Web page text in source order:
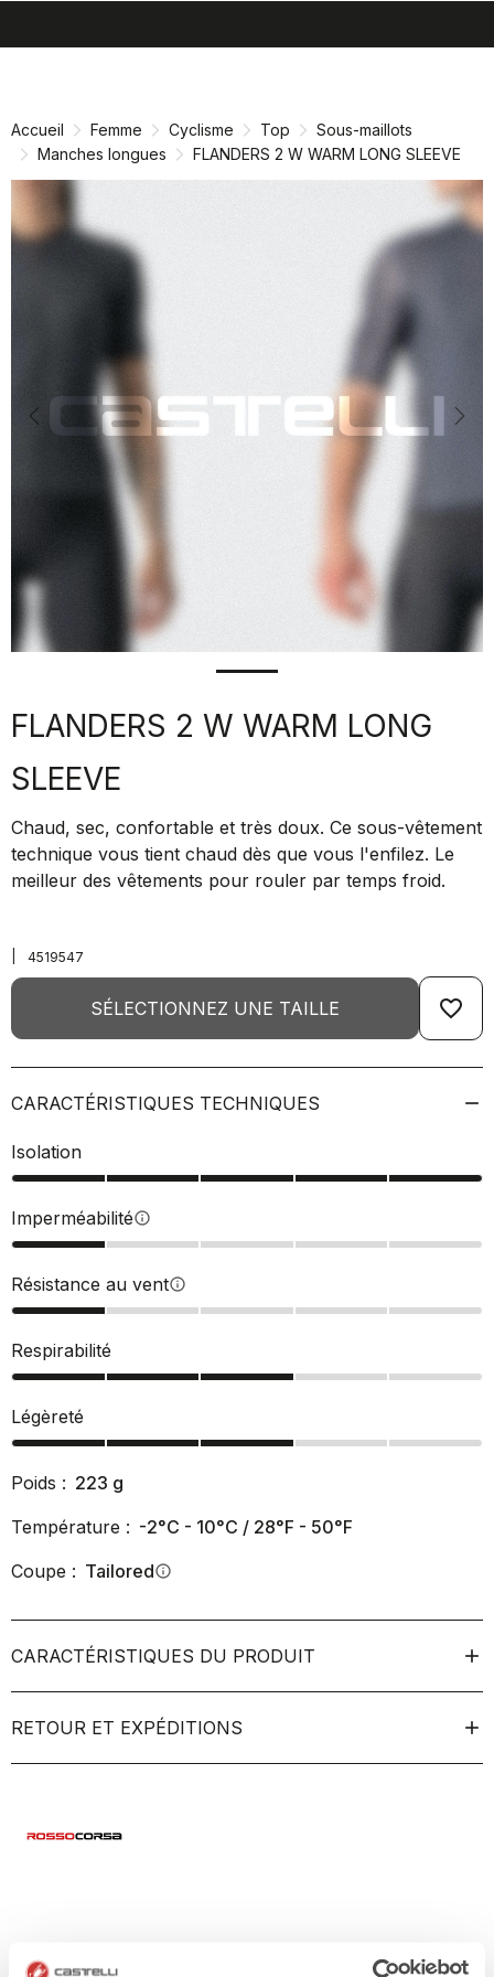
directement
navigation
directement
Accueil Femme Cyclisme Top
Sous-maillots
Manches longues
FLANDERS 2 W WARM LONG SLEEVE
Previous
FLANDERS 2 W WARM LONG
SLEEVE
Chaud, sec, confortable et très doux. Ce sous-vêtement
technique vous tient chaud dès que vous l'enfilez. Le
meilleur des vêtements pour rouler par temps froid.
4519547
SÉLECTIONNEZ UNE TAILLE favorite_border
CARACTÉRISTIQUES TECHNIQUES
Isolation
Imperméabilitéinfo
Résistance au ventinfo
Respirabilité
Légèreté
Poids : 223 g
Température : -2°C - 10°C / 28°F - 50°F
Coupe : Tailoredinfo
CARACTÉRISTIQUES DU PRODUIT
RETOUR ET EXPÉDITIONS